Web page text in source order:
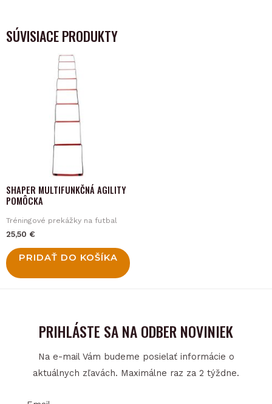
SÚVISIACE PRODUKTY
SHAPER MULTIFUNKČNÁ AGILITY
POMÔCKA
Tréningové prekážky na futbal
25,50 €
PRIDAŤ DO KOŠÍKA
PRIHLÁSTE SA NA ODBER NOVINIEK
Na e-mail Vám budeme posielať informácie o
aktuálnych zľavách. Maximálne raz za 2 týždne.